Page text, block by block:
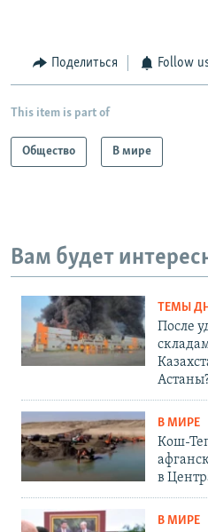
Поделиться Follow
This item is part of
Общество В мире
Вам будет
ТЕМЫ
После
В МИРЕ
Кош-
в
В МИРЕ